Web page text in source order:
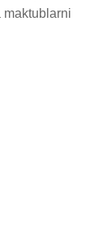
maktublarni